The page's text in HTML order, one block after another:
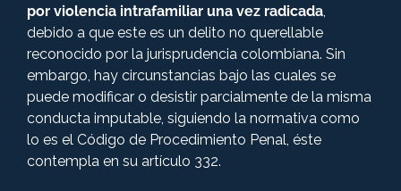
por violencia intrafamiliar una vez radicada,
debido a que este es un delito no querellable
reconocido por la jurisprudencia colombiana. Sin
embargo, hay circunstancias bajo las cuales se
puede modificar o desistir parcialmente de la misma
conducta imputable, siguiendo la normativa como
lo es el Código de Procedimiento Penal, éste
contempla en su artículo 332.